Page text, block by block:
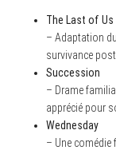
The Last of Us
– Adaptation
survivance
Succession
– Drame
apprécié pour
Wednesday
– Une comédie